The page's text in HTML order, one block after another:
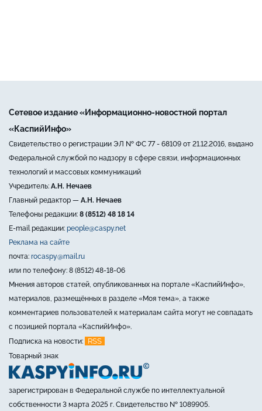
Сетевое издание «Информационно-новостной портал
«КаспийИнфо»
Свидетельство о регистрации ЭЛ № ФС 77 - 68109 от 21.12.2016, выдано
Федеральной службой по надзору в сфере связи, информационных
технологий и массовых коммуникаций
Учредитель: А.Н. Нечаев
Главный редактор — А.Н. Нечаев
Телефоны редакции: 8 (8512) 48 18 14
E-mail редакции: people@caspy.net
Реклама на сайте
почта: rocaspy@mail.ru
или по телефону: 8 (8512) 48-18-06
Мнения авторов статей, опубликованных на портале «КаспийИнфо»,
материалов, размещённых в разделе «Моя тема», а также
комментариев пользователей к материалам сайта могут не совпадать
с позицией портала «КаспийИнфо».
Подписка на новости:
RSS
Товарный знак
зарегистрирован в Федеральной службе по интеллектуальной
собственности 3 марта 2025 г. Свидетельство № 1089905.